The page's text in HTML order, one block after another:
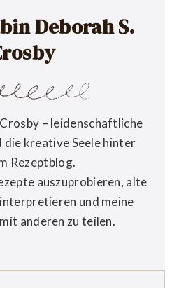
Deborah S.
– leidenschaftliche
die kreative Seele hinter
Rezeptblog.
auszuprobieren, alte
und meine
anderen zu teilen.